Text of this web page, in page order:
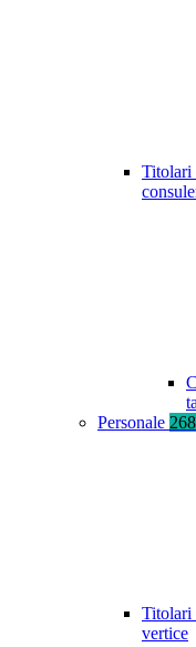
Titolari
Personale 268
Titolari
vertice